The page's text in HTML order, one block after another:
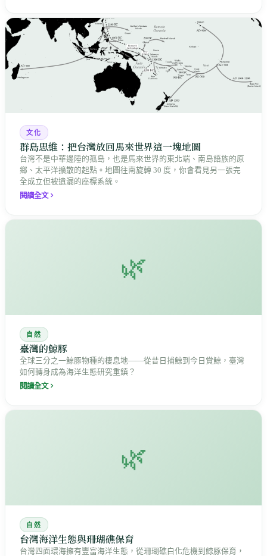
文化
群島思維：把台灣放回馬來世界這一塊地圖
台灣不是中華邊陲的孤島，也是馬來世界的東北端、南島語族的原
鄉、太平洋擴散的起點。地圖往南旋轉 30 度，你會看見另一張完
全成立但被遺漏的座標系統。
閱讀全文
🌿
自然
臺灣的鯨豚
全球三分之一鯨豚物種的棲息地——從昔日捕鯨到今日賞鯨，臺灣
如何轉身成為海洋生態研究重鎮？
閱讀全文
🌿
自然
台灣海洋生態與珊瑚礁保育
台灣四面環海擁有豐富海洋生態，從珊瑚礁白化危機到鯨豚保育，